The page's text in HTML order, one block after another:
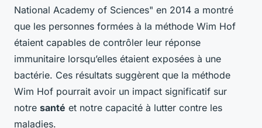
National Academy of Sciences" en 2014 a montré
que les personnes formées à la méthode Wim Hof
étaient capables de contrôler leur réponse
immunitaire lorsqu’elles étaient exposées à une
bactérie. Ces résultats suggèrent que la méthode
Wim Hof pourrait avoir un impact significatif sur
notre santé et notre capacité à lutter contre les
maladies.